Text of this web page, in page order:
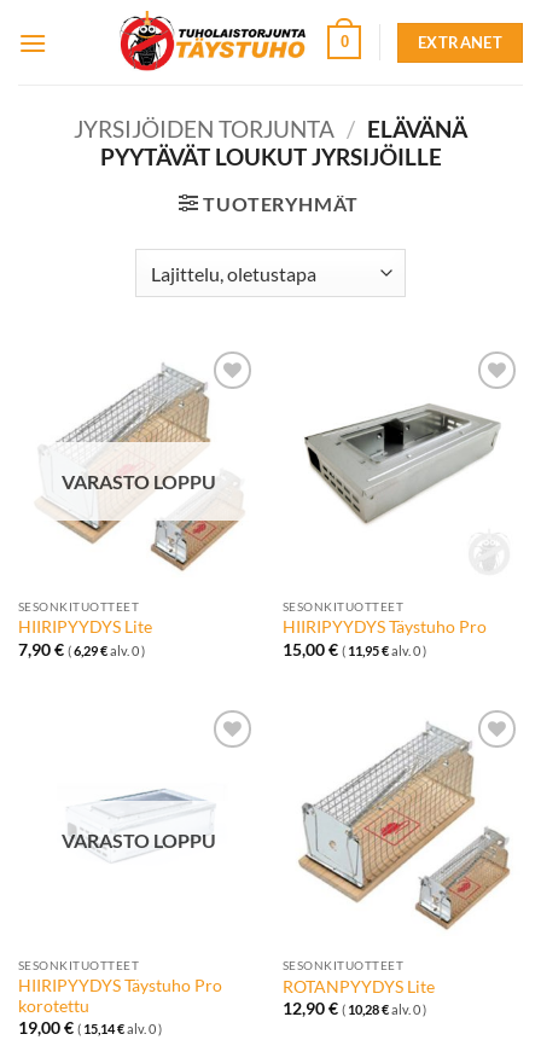
0 EXTRANET
JYRSIJÖIDEN TORJUNTA / ELÄVÄNÄ
PYYTÄVÄT LOUKUT JYRSIJÖILLE
TUOTERYHMÄT
Lisää
toivelistalle
VARASTO LOPPU
SESONKITUOTTEET
HIIRIPYYDYS Lite
7,90€ (6,29€alv. 0 )
toivelistalle
SESONKITUOTTEET
HIIRIPYYDYS Täystuho Pro
15,00€ ( 11,95€alv. 0 )
VARASTO LOPPU
SESONKITUOTTEET
HIIRIPYYDYS Täystuho Pro
korotettu
19,00€ ( 15,14€alv. 0 )
Lisää
toivelistalle
SESONKITUOTTEET
ROTANPYYDYS Lite
12,90€ ( 10,28€alv. 0 )